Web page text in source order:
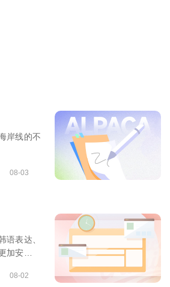
岸线的不
08-03
表达、
加安心愉
08-02